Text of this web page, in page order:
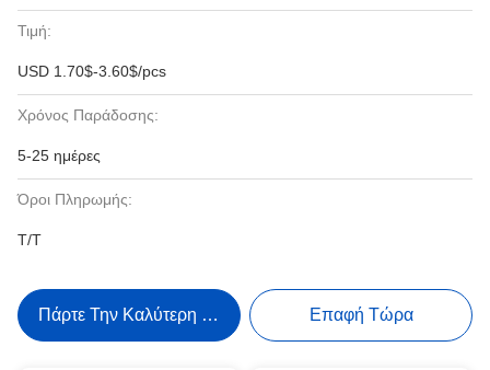
Τιμή:
USD 1.70$-3.60$/pcs
Χρόνος Παράδοσης:
5-25 ημέρες
Όροι Πληρωμής:
T/T
Πάρτε Την Καλύτερη Τιμή Επαφή Τώρα